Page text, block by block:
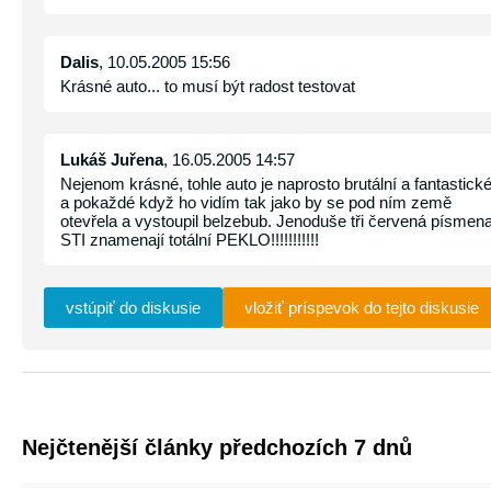
Dalis, 10.05.2005 15:56
Krásné auto... to musí být radost testovat
Lukáš Juřena, 16.05.2005 14:57
Nejenom krásné, tohle auto je naprosto brutální a fantastické
a pokaždé když ho vidím tak jako by se pod ním země
otevřela a vystoupil belzebub. Jenoduše tři červená
STI znamenají totální PEKLO!!!!!!!!!!!
vstúpiť do diskusie vložiť príspevok do tejto diskusie
Nejčtenější články předchozích 7 dnů